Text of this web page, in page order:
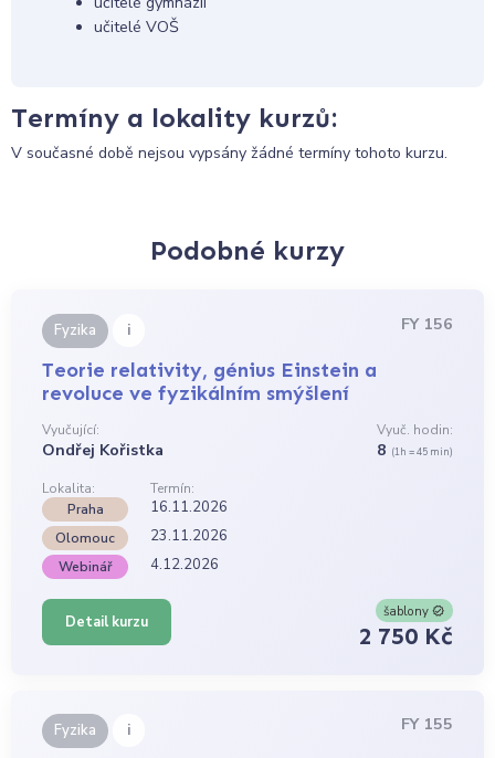
učitelé VOŠ
Termíny a lokality kurzů:
V současné době nejsou vypsány žádné termíny tohoto kurzu.
Podobné kurzy
Fyzika i FY 156
Teorie relativity, génius Einstein a
revoluce ve fyzikálním smýšlení
Vyučující:
Ondřej Kořistka
Vyuč. hodin:
8 (1h = 45 min)
Lokalita:
Termín:
Praha
16.11.2026
Olomouc 23.11.2026
Webinář 4.12.2026
Detail kurzu
šablony
2 750 Kč
Fyzika i FY 155